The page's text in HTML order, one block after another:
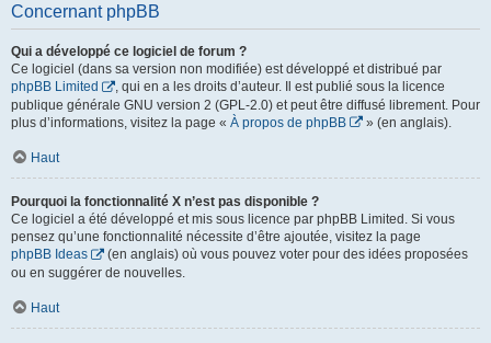
Concernant phpBB
Qui a développé ce logiciel de forum ?
Ce logiciel (dans sa version non modifiée) est développé et distribué par
phpBB Limited
, qui en a les droits d’auteur. Il est publié sous la licence
publique générale GNU version 2 (GPL-2.0) et peut être diffusé librement. Pour
plus d’informations, visitez la page « À propos de phpBB » (en anglais).
Haut
Pourquoi la fonctionnalité X n’est pas disponible ?
Ce logiciel a été développé et mis sous licence par phpBB Limited. Si vous
pensez qu’une fonctionnalité nécessite d’être ajoutée, visitez la page
phpBB Ideas
(en anglais) où vous pouvez voter pour des idées proposées
ou en suggérer de nouvelles.
Haut